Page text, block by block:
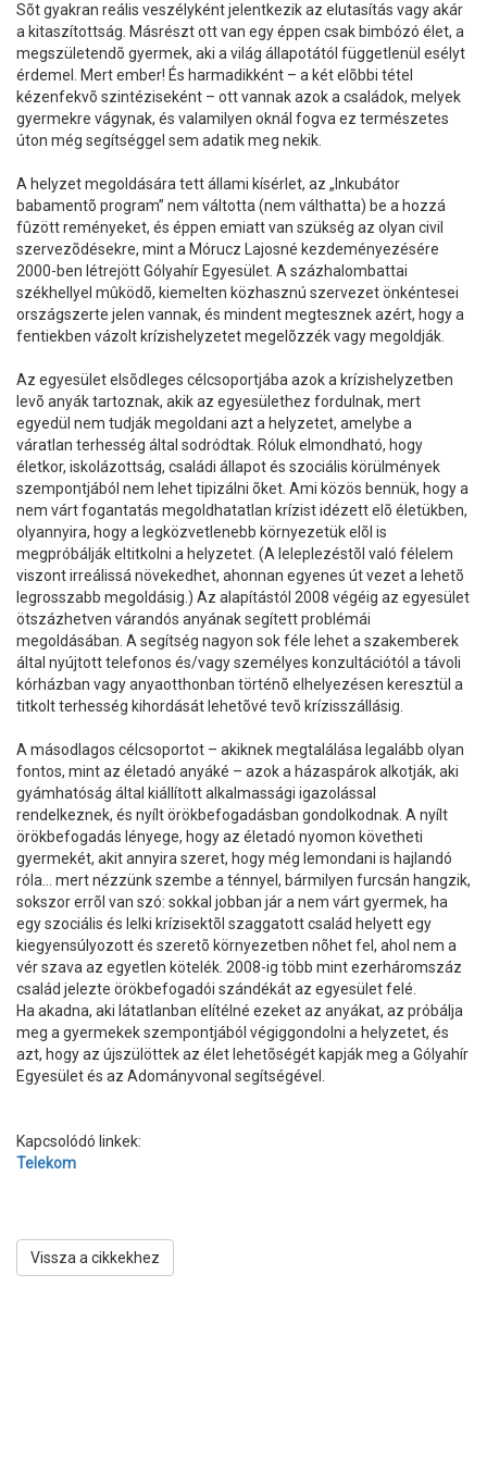
Sõt gyakran reális veszélyként jelentkezik az elutasítás vagy akár
a kitaszítottság. Másrészt ott van egy éppen csak bimbózó élet, a
megszületendõ gyermek, aki a világ állapotától függetlenül esélyt
érdemel. Mert ember! És harmadikként – a két elõbbi tétel
kézenfekvõ szintéziseként – ott vannak azok a családok, melyek
gyermekre vágynak, és valamilyen oknál fogva ez természetes
úton még segítséggel sem adatik meg nekik.
A helyzet megoldására tett állami kísérlet, az „Inkubátor
babamentõ program” nem váltotta (nem válthatta) be a hozzá
fûzött reményeket, és éppen emiatt van szükség az olyan civil
szervezõdésekre, mint a Mórucz Lajosné kezdeményezésére
2000-ben létrejött Gólyahír Egyesület. A százhalombattai
székhellyel mûködõ, kiemelten közhasznú szervezet önkéntesei
országszerte jelen vannak, és mindent megtesznek azért, hogy a
fentiekben vázolt krízishelyzetet megelõzzék vagy megoldják.
Az egyesület elsõdleges célcsoportjába azok a krízishelyzetben
levõ anyák tartoznak, akik az egyesülethez fordulnak, mert
egyedül nem tudják megoldani azt a helyzetet, amelybe a
váratlan terhesség által sodródtak. Róluk elmondható, hogy
életkor, iskolázottság, családi állapot és szociális körülmények
szempontjából nem lehet tipizálni õket. Ami közös bennük, hogy a
nem várt fogantatás megoldhatatlan krízist idézett elõ életükben,
olyannyira, hogy a legközvetlenebb környezetük elõl is
megpróbálják eltitkolni a helyzetet. (A leleplezéstõl való félelem
viszont irreálissá növekedhet, ahonnan egyenes út vezet a lehetõ
legrosszabb megoldásig.) Az alapítástól 2008 végéig az egyesület
ötszázhetven várandós anyának segített problémái
megoldásában. A segítség nagyon sok féle lehet a szakemberek
által nyújtott telefonos és/vagy személyes konzultációtól a távoli
kórházban vagy anyaotthonban történõ elhelyezésen keresztül a
titkolt terhesség kihordását lehetõvé tevõ krízisszállásig.
A másodlagos célcsoportot – akiknek megtalálása legalább olyan
fontos, mint az életadó anyáké – azok a házaspárok alkotják, aki
gyámhatóság által kiállított alkalmassági igazolással
rendelkeznek, és nyílt örökbefogadásban gondolkodnak. A nyílt
örökbefogadás lényege, hogy az életadó nyomon követheti
gyermekét, akit annyira szeret, hogy még lemondani is hajlandó
róla… mert nézzünk szembe a ténnyel, bármilyen furcsán hangzik,
sokszor errõl van szó: sokkal jobban jár a nem várt gyermek, ha
egy szociális és lelki krízisektõl szaggatott család helyett egy
kiegyensúlyozott és szeretõ környezetben nõhet fel, ahol nem a
vér szava az egyetlen kötelék. 2008-ig több mint ezerháromszáz
család jelezte örökbefogadói szándékát az egyesület felé.
Ha akadna, aki látatlanban elítélné ezeket az anyákat, az próbálja
meg a gyermekek szempontjából végiggondolni a helyzetet, és
azt, hogy az újszülöttek az élet lehetõségét kapják meg a Gólyahír
Egyesület és az Adományvonal segítségével.
Kapcsolódó linkek:
Telekom
Vissza a cikkekhez